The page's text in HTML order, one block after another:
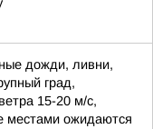
дожди, ливни,
град,
15-20 м/с,
местами ожидаются